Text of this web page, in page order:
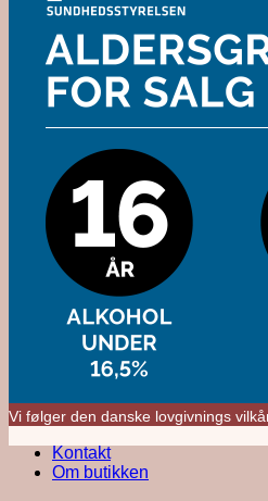
Vi følger den danske lovgivnings
Kontakt
Om butikken